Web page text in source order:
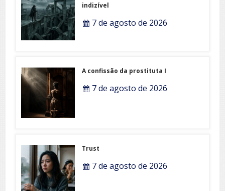
indizível
7 de agosto de 2026
A confissão da prostituta I
7 de agosto de 2026
Trust
7 de agosto de 2026